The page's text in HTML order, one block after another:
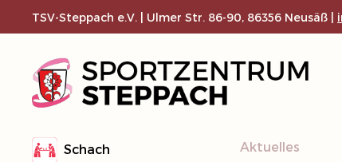
TSV-Steppach e.V. | Ulmer Str. 86-90, 86356 Neusäß |
Schach Aktuelles